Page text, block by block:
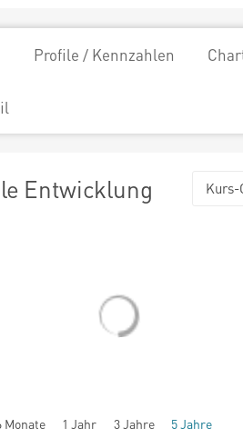
Profile / Kennzahlen
Entwicklung Kurs-
Monate 1 Jahr 3 Jahre 5 Jahre